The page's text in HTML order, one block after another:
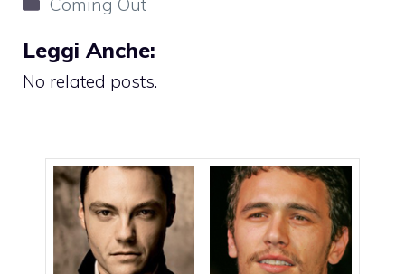
Coming Out
Leggi Anche:
No related posts.